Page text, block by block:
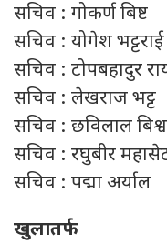
सचिव : गोकर्ण बिष्ट
सचिव : योगेश भट्टराई
सचिव : टोपबहादुर
सचिव : लेखराज भट्ट
सचिव : छविलाल
सचिव : रघुबीर
सचिव : पद्मा अर्याल
खुलातर्फ